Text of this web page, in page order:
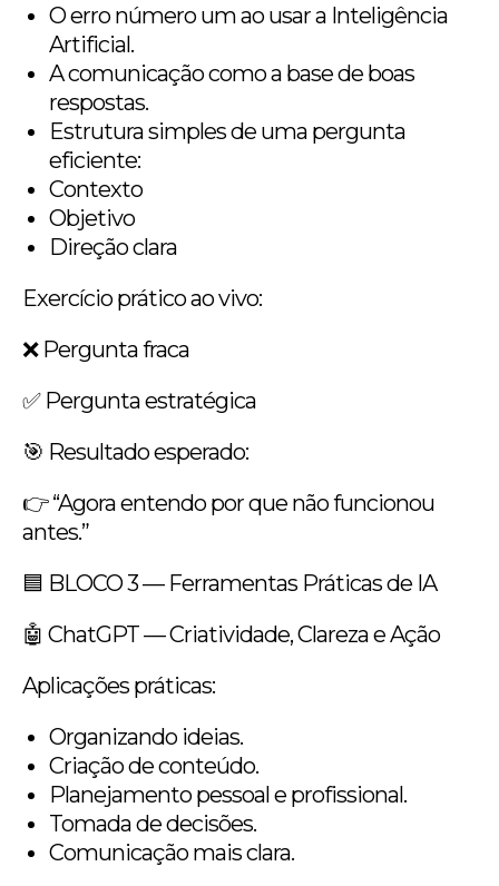
O erro número um ao usar a Inteligência
Artificial.
A comunicação como a base de boas
respostas.
Estrutura simples de uma pergunta
eficiente:
Contexto
Objetivo
Direção clara
Exercício prático ao vivo:
❌ Pergunta fraca
✅ Pergunta estratégica
🎯 Resultado esperado:
👉 “Agora entendo por que não funcionou
antes.”
🟦 BLOCO 3 — Ferramentas Práticas de IA
🤖 ChatGPT — Criatividade, Clareza e Ação
Aplicações práticas:
Organizando ideias.
Criação de conteúdo.
Planejamento pessoal e profissional.
Tomada de decisões.
Comunicação mais clara.